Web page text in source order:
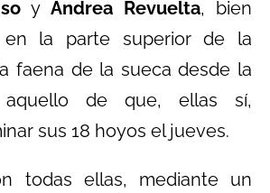
y Andrea Revuelta, bien
en la parte superior de la
faena de la sueca desde la
de que, ellas sí,
sus 18 hoyos el jueves.
todas ellas, mediante un